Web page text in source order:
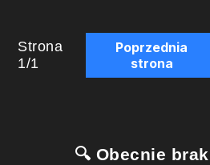
Strona
1/1
Poprzednia
strona
🔍 Obecnie